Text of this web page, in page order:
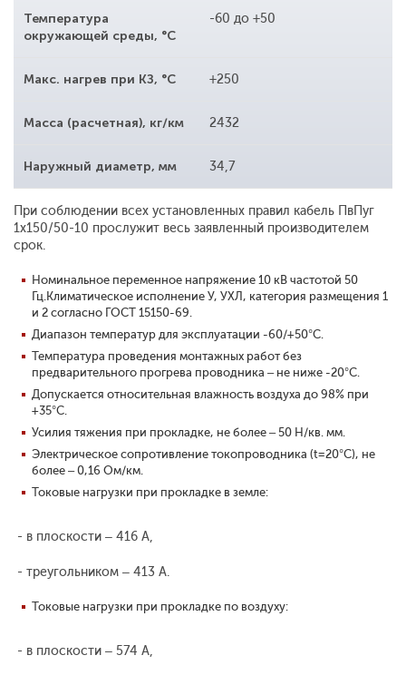
Температура
окружающей среды, °С
-60 до +50
Макс. нагрев при КЗ, °С +250
Масса (расчетная), кг/км 2432
Наружный диаметр, мм 34,7
При соблюдении всех установленных правил кабель ПвПуг
1x150/50-10 прослужит весь заявленный производителем
срок.
Номинальное переменное напряжение 10 кВ частотой 50
Гц.Климатическое исполнение У, УХЛ, категория размещения 1
и 2 согласно ГОСТ 15150-69.
Диапазон температур для эксплуатации -60/+50°С.
Температура проведения монтажных работ без
предварительного прогрева проводника – не ниже -20°С.
Допускается относительная влажность воздуха до 98% при
+35°С.
Усилия тяжения при прокладке, не более – 50 Н/кв. мм.
Электрическое сопротивление токопроводника (t=20°С), не
более – 0,16 Ом/км.
Токовые нагрузки при прокладке в земле:
- в плоскости – 416 А,
- треугольником – 413 А.
Токовые нагрузки при прокладке по воздуху:
- в плоскости – 574 А,